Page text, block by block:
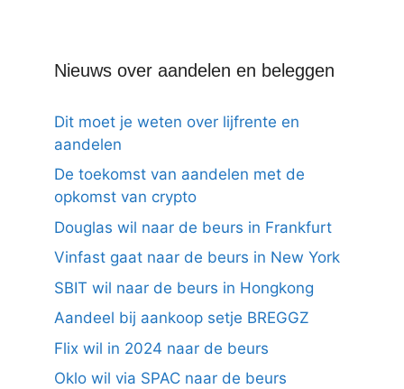
Nieuws over aandelen en beleggen
Dit moet je weten over lijfrente en
aandelen
De toekomst van aandelen met de
opkomst van crypto
Douglas wil naar de beurs in Frankfurt
Vinfast gaat naar de beurs in New York
SBIT wil naar de beurs in Hongkong
Aandeel bij aankoop setje BREGGZ
Flix wil in 2024 naar de beurs
Oklo wil via SPAC naar de beurs